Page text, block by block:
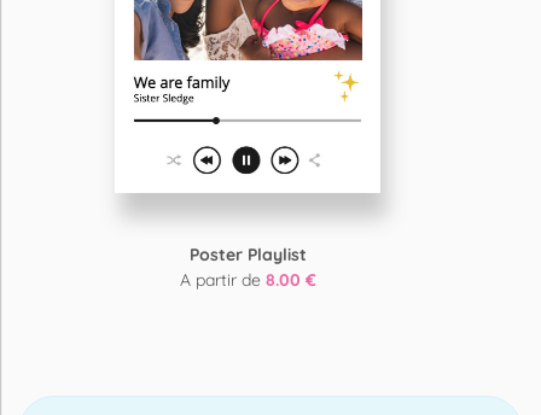
Poster Playlist
A partir de 8.00 €